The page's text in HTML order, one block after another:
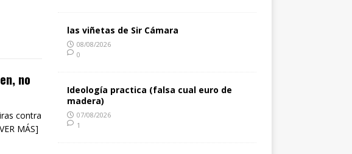
no
contra
MÁS]
las viñetas de Sir Cámara
08/08/2026
0
Ideología practica (falsa cual euro de
madera)
07/08/2026
1